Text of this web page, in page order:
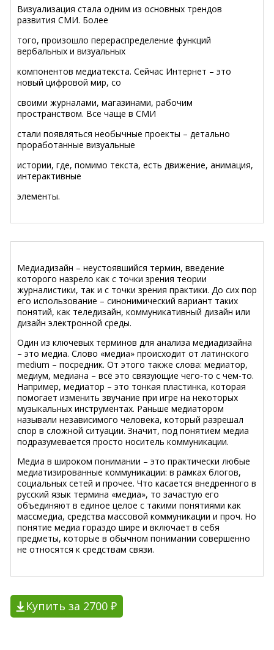
Визуализация стала одним из основных трендов
развития СМИ. Более
того, произошло перераспределение функций
вербальных и визуальных
компонентов медиатекста. Сейчас Интернет – это
новый цифровой мир, со
своими журналами, магазинами, рабочим
пространством. Все чаще в СМИ
стали появляться необычные проекты – детально
проработанные визуальные
истории, где, помимо текста, есть движение, анимация,
интерактивные
элементы.
Медиадизайн – неустоявшийся термин, введение
которого назрело как с точки зрения теории
журналистики, так и с точки зрения практики. До сих пор
его использование – синонимический вариант таких
понятий, как теледизайн, коммуникативный дизайн или
дизайн электронной среды.
Один из ключевых терминов для анализа медиадизайна
– это медиа. Слово «медиа» происходит от латинского
medium – посредник. От этого также слова: медиатор,
медиум, медиана – всё это связующие чего-то с чем-то.
Например, медиатор – это тонкая пластинка, которая
помогает изменить звучание при игре на некоторых
музыкальных инструментах. Раньше медиатором
называли независимого человека, который разрешал
спор в сложной ситуации. Значит, под понятием медиа
подразумевается просто носитель коммуникации.
Медиа в широком понимании – это практически любые
медиатизированные коммуникации: в рамках блогов,
социальных сетей и прочее. Что касается внедренного в
русский язык термина «медиа», то зачастую его
объединяют в единое целое с такими понятиями как
массмедиа, средства массовой коммуникации и проч. Но
понятие медиа гораздо шире и включает в себя
предметы, которые в обычном понимании совершенно
не относятся к средствам связи.
Купить за 2700 ₽